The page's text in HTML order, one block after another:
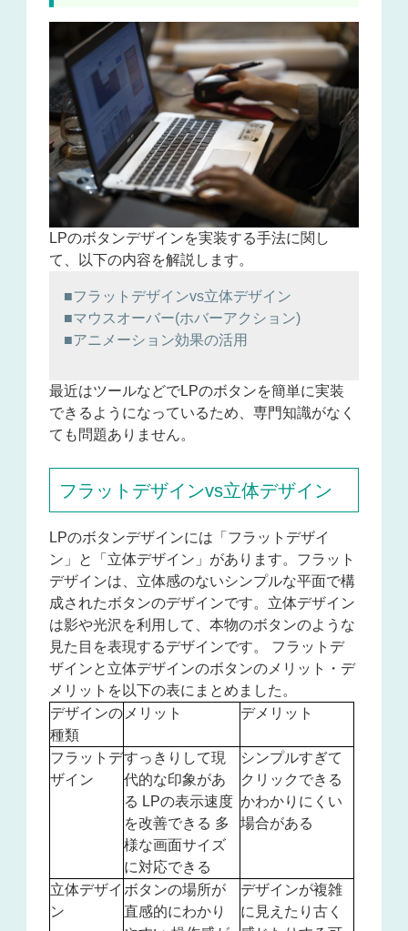
LPのボタンデザインを実装する手法に関し
て、以下の内容を解説します。
■フラットデザインvs立体デザイン
■マウスオーバー(ホバーアクション)
■アニメーション効果の活用
最近はツールなどでLPのボタンを簡単に実装
できるようになっているため、専門知識がなく
ても問題ありません。
フラットデザインvs立体デザイン
LPのボタンデザインには「フラットデザイ
ン」と「立体デザイン」があります。フラット
デザインは、立体感のないシンプルな平面で構
成されたボタンのデザインです。立体デザイン
は影や光沢を利用して、本物のボタンのような
見た目を表現するデザインです。 フラットデ
ザインと立体デザインのボタンのメリット・デ
メリットを以下の表にまとめました。
デザインの
種類
メリット デメリット
フラットデ
ザイン
すっきりして現
代的な印象があ
る LPの表示速度
を改善できる 多
様な画面サイズ
に対応できる
シンプルすぎて
クリックできる
かわかりにくい
場合がある
立体デザイ
ン
ボタンの場所が
直感的にわかり
デザインが複雑
に見えたり古く